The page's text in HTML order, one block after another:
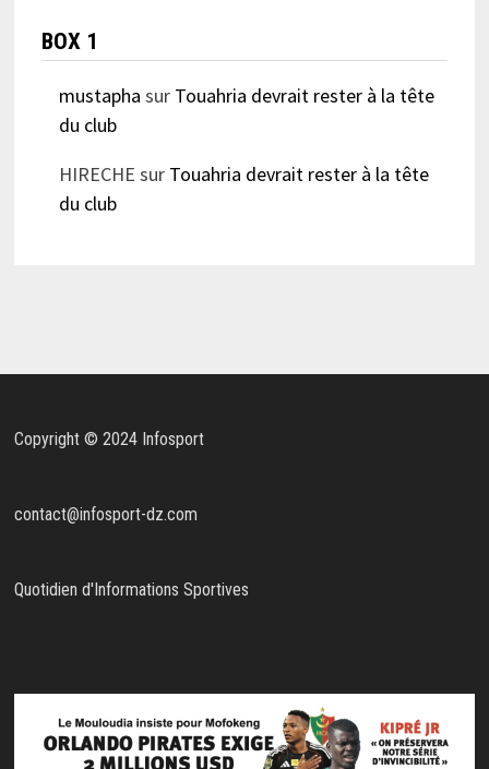
BOX 1
mustapha sur Touahria devrait rester à la tête
du club
HIRECHE sur Touahria devrait rester à la tête
du club
Copyright © 2024 Infosport
contact@infosport-dz.com
Quotidien d'Informations Sportives